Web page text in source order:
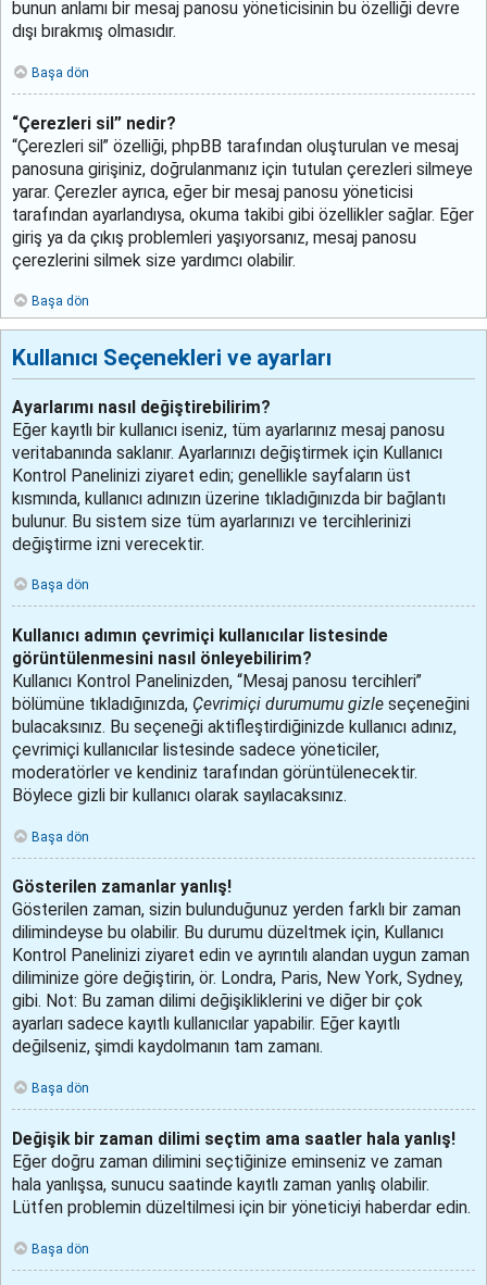
bunun anlamı bir mesaj panosu yöneticisinin bu özelliği devre
dışı bırakmış olmasıdır.
Başa dön
“Çerezleri sil” nedir?
“Çerezleri sil” özelliği, phpBB tarafından oluşturulan ve mesaj
panosuna girişiniz, doğrulanmanız için tutulan çerezleri silmeye
yarar. Çerezler ayrıca, eğer bir mesaj panosu yöneticisi
tarafından ayarlandıysa, okuma takibi gibi özellikler sağlar. Eğer
giriş ya da çıkış problemleri yaşıyorsanız, mesaj panosu
çerezlerini silmek size yardımcı olabilir.
Başa dön
Kullanıcı Seçenekleri ve ayarları
Ayarlarımı nasıl değiştirebilirim?
Eğer kayıtlı bir kullanıcı iseniz, tüm ayarlarınız mesaj panosu
veritabanında saklanır. Ayarlarınızı değiştirmek için Kullanıcı
Kontrol Panelinizi ziyaret edin; genellikle sayfaların üst
kısmında, kullanıcı adınızın üzerine tıkladığınızda bir bağlantı
bulunur. Bu sistem size tüm ayarlarınızı ve tercihlerinizi
değiştirme izni verecektir.
Başa dön
Kullanıcı adımın çevrimiçi kullanıcılar listesinde
görüntülenmesini nasıl önleyebilirim?
Kullanıcı Kontrol Panelinizden, “Mesaj panosu tercihleri”
bölümüne tıkladığınızda, Çevrimiçi durumumu gizle seçeneğini
bulacaksınız. Bu seçeneği aktifleştirdiğinizde kullanıcı adınız,
çevrimiçi kullanıcılar listesinde sadece yöneticiler,
moderatörler ve kendiniz tarafından görüntülenecektir.
Böylece gizli bir kullanıcı olarak sayılacaksınız.
Başa dön
Gösterilen zamanlar yanlış!
Gösterilen zaman, sizin bulunduğunuz yerden farklı bir zaman
dilimindeyse bu olabilir. Bu durumu düzeltmek için, Kullanıcı
Kontrol Panelinizi ziyaret edin ve ayrıntılı alandan uygun zaman
diliminize göre değiştirin, ör. Londra, Paris, New York, Sydney,
gibi. Not: Bu zaman dilimi değişikliklerini ve diğer bir çok
ayarları sadece kayıtlı kullanıcılar yapabilir. Eğer kayıtlı
değilseniz, şimdi kaydolmanın tam zamanı.
Başa dön
Değişik bir zaman dilimi seçtim ama saatler hala yanlış!
Eğer doğru zaman dilimini seçtiğinize eminseniz ve zaman
hala yanlışsa, sunucu saatinde kayıtlı zaman yanlış olabilir.
Lütfen problemin düzeltilmesi için bir yöneticiyi haberdar edin.
Başa dön